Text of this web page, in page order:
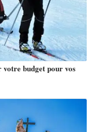
votre budget pour vos